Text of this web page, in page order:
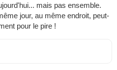
mais pas ensemble.
jour, au même endroit, peut-
pour le pire !